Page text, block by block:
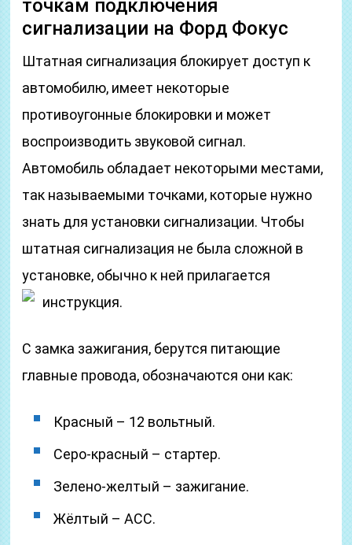
точкам подключения
сигнализации на Форд Фокус
Штатная сигнализация блокирует доступ к
автомобилю, имеет некоторые
противоугонные блокировки и может
воспроизводить звуковой сигнал.
Автомобиль обладает некоторыми местами,
так называемыми точками, которые нужно
знать для установки сигнализации. Чтобы
штатная сигнализация не была сложной в
установке, обычно к ней прилагается
инструкция.
С замка зажигания, берутся питающие
главные провода, обозначаются они как:
Красный – 12 вольтный.
Серо-красный – стартер.
Зелено-желтый – зажигание.
Жёлтый – ACC.